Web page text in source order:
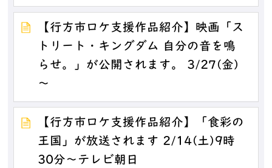
【行方市ロケ支援作品紹介】映画「ス
トリート・キングダム 自分の音を鳴
らせ。」が公開されます。 3/27(金)
～
【行方市ロケ支援作品紹介】「食彩の
王国」が放送されます 2/14(土)9時
30分～テレビ朝日